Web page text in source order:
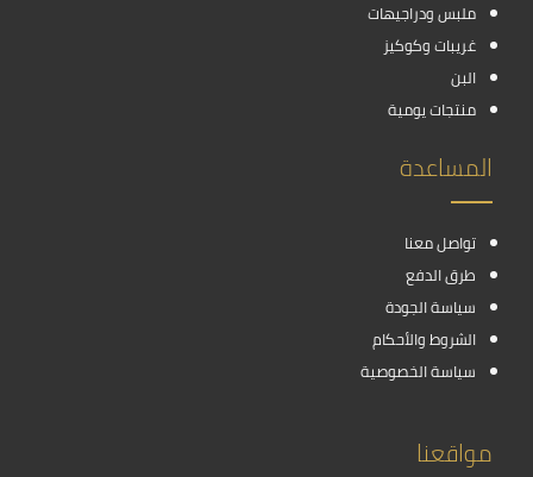
ملبس ودراجيهات
غريبات وكوكيز
البن
منتجات يومية
المساعدة
تواصل معنا
طرق الدفع
سياسة الجودة
الشروط والأحكام
سياسة الخصوصية
مواقعنا